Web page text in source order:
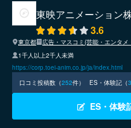
東映アニメーション
3.6
東京都
広告・マスコミ(芸能・エンタメ
1千人以上2千人未満
https://corp.toei-anim.co.jp/ja/index.html
口コミ投稿数（252件） ES・体験記（
ES・体験